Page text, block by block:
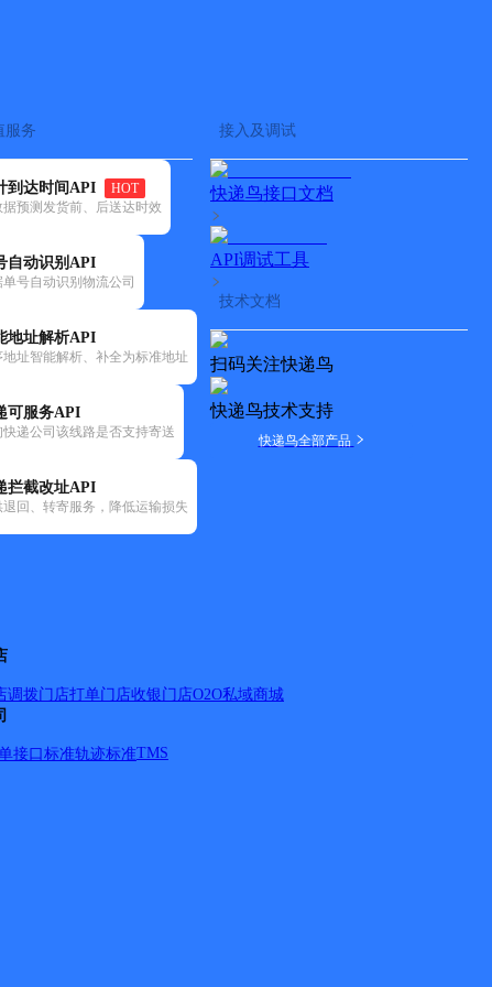
服务
到达时间API
HOT
据预测发货前、后送达时效
自动识别API
单号自动识别物流公司
地址解析API
地址智能解析、补全为标准地址
可服务API
快递公司该线路是否支持寄送
拦截改址API
退回、转寄服务，降低运输损失
接入及调试
快递鸟接口文档
API调试工具
技术文档
扫码关注快递鸟
快递鸟技术支持
快递鸟全部产品
调拨门店打单门店收银门店O2O私域商城
接口标准轨迹标准TMS
路，火车站，鱼洞峡，姚家湾，张家港，碾子湾，东关，